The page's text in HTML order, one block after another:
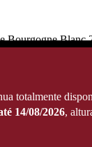
Bourgogne Blanc
totalmente
14/08/2026,